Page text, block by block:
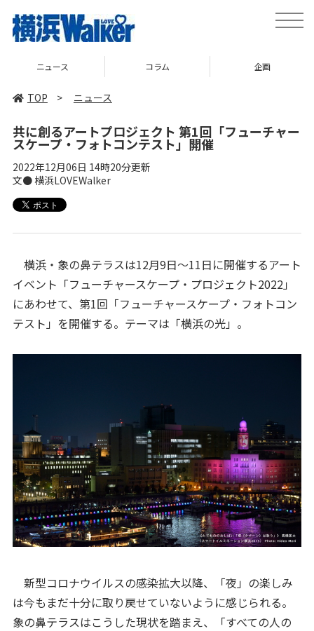
toggle
ニュース コラム 企画
TOP > ニュース
共に創るアートプロジェクト 第1回「フューチャー
スケープ・フォトコンテスト」開催
2022年12月06日 14時20分更新
文● 横浜LOVEWalker
横浜・象の鼻テラスは12月9日〜11日に開催するアート
イベント「フューチャースケープ・プロジェクト2022」
にあわせて、第1回「フューチャースケープ・フォトコン
テスト」を開催する。テーマは「横浜の光」。
新型コロナウイルスの感染拡大以降、「夜」の楽しみ
は今もまだ十分に取り戻せていないように感じられる。
象の鼻テラスはこうした現状を踏まえ、「すべての人の